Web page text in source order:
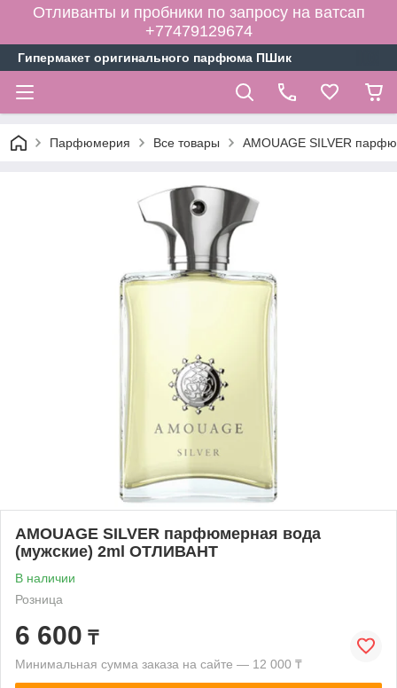
Отливанты и пробники по запросу на ватсап
+77479129674
Гипермакет оригинального парфюма ПШик
Парфюмерия Все товары AMOUAGE SILVER
AMOUAGE SILVER парфюмерная вода
(мужские) 2ml ОТЛИВАНТ
В наличии
Розница
6 600 ₸
Минимальная сумма заказа на сайте — 12 000 ₸